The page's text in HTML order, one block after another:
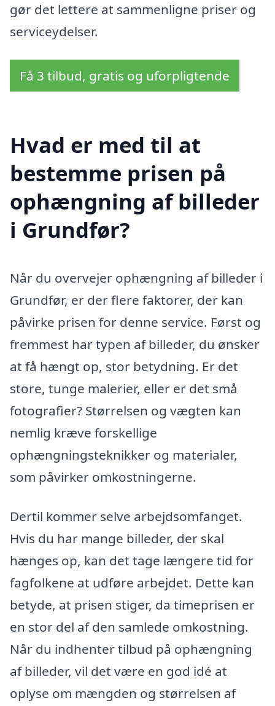
gør det lettere at sammenligne priser og
serviceydelser.
Få 3 tilbud, gratis og uforpligtende
Hvad er med til at
bestemme prisen på
ophængning af billeder
i Grundfør?
Når du overvejer ophængning af billeder i
Grundfør, er der flere faktorer, der kan
påvirke prisen for denne service. Først og
fremmest har typen af billeder, du ønsker
at få hængt op, stor betydning. Er det
store, tunge malerier, eller er det små
fotografier? Størrelsen og vægten kan
nemlig kræve forskellige
ophængningsteknikker og materialer,
som påvirker omkostningerne.
Dertil kommer selve arbejdsomfanget.
Hvis du har mange billeder, der skal
hænges op, kan det tage længere tid for
fagfolkene at udføre arbejdet. Dette kan
betyde, at prisen stiger, da timeprisen er
en stor del af den samlede omkostning.
Når du indhenter tilbud på ophængning
af billeder, vil det være en god idé at
oplyse om mængden og størrelsen af